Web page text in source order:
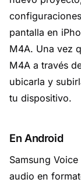
pantalla en
M4A. Una vez
M4A a través
ubicarla y
tu dispositivo.
En Android
Samsung
audio en